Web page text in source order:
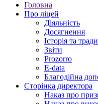
Головна
Про ліцей
Діяльність
Досягнення
Історія та
Звіти
Prozorro
E-data
Благодійна
Сторінка директора
Наказ про